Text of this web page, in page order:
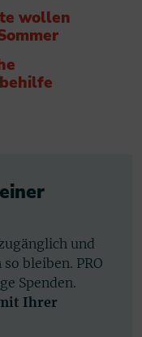
wollen
und
bleiben. PRO
Spenden.
Ihrer